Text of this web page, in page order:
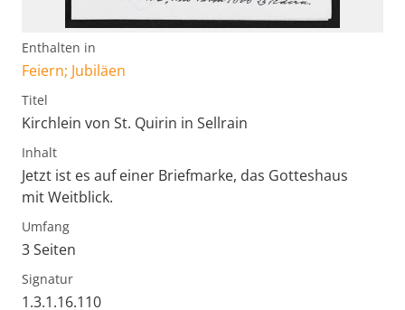
Enthalten in
Feiern; Jubiläen
Titel
Kirchlein von St. Quirin in Sellrain
Inhalt
Jetzt ist es auf einer Briefmarke, das Gotteshaus
mit Weitblick.
Umfang
3 Seiten
Signatur
1.3.1.16.110